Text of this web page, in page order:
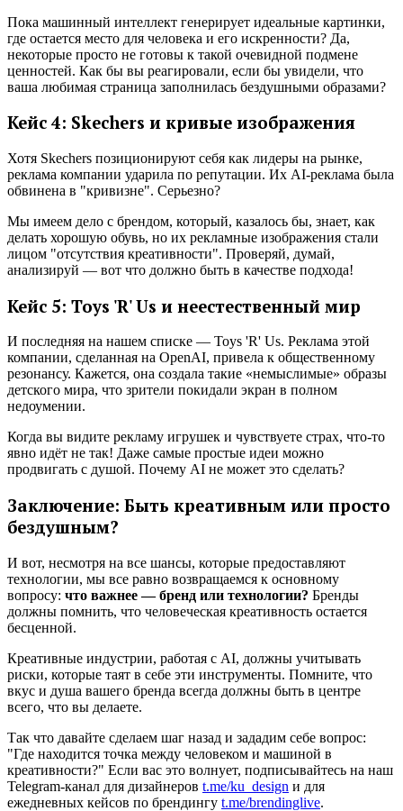
Пока машинный интеллект генерирует идеальные картинки,
где остается место для человека и его искренности? Да,
некоторые просто не готовы к такой очевидной подмене
ценностей. Как бы вы реагировали, если бы увидели, что
ваша любимая страница заполнилась бездушными образами?
Кейс 4: Skechers и кривые изображения
Хотя Skechers позиционируют себя как лидеры на рынке,
реклама компании ударила по репутации. Их AI-реклама была
обвинена в "кривизне". Серьезно?
Мы имеем дело с брендом, который, казалось бы, знает, как
делать хорошую обувь, но их рекламные изображения стали
лицом "отсутствия креативности". Проверяй, думай,
анализируй — вот что должно быть в качестве подхода!
Кейс 5: Toys 'R' Us и неестественный мир
И последняя на нашем списке — Toys 'R' Us. Реклама этой
компании, сделанная на OpenAI, привела к общественному
резонансу. Кажется, она создала такие «немыслимые» образы
детского мира, что зрители покидали экран в полном
недоумении.
Когда вы видите рекламу игрушек и чувствуете страх, что-то
явно идёт не так! Даже самые простые идеи можно
продвигать с душой. Почему AI не может это сделать?
Заключение: Быть креативным или просто
бездушным?
И вот, несмотря на все шансы, которые предоставляют
технологии, мы все равно возвращаемся к основному
вопросу: что важнее — бренд или технологии? Бренды
должны помнить, что человеческая креативность остается
бесценной.
Креативные индустрии, работая с AI, должны учитывать
риски, которые таят в себе эти инструменты. Помните, что
вкус и душа вашего бренда всегда должны быть в центре
всего, что вы делаете.
Так что давайте сделаем шаг назад и зададим себе вопрос:
"Где находится точка между человеком и машиной в
креативности?" Если вас это волнует, подписывайтесь на наш
Telegram-канал для дизайнеров t.me/ku_design и для
ежедневных кейсов по брендингу t.me/brendinglive.